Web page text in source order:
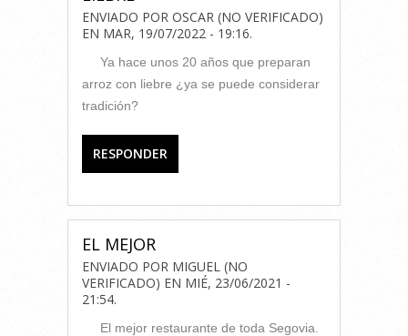
ENVIADO POR OSCAR (NO VERIFICADO)
EN MAR, 19/07/2022 - 19:16.
Ya hace unos 20 años que preparan
arroz con liebre ¿ya se puede considerar
tradición?
RESPONDER
EL MEJOR
ENVIADO POR MIGUEL (NO
VERIFICADO) EN MIÉ, 23/06/2021 -
21:54.
El mejor restaurante de toda Segovia.